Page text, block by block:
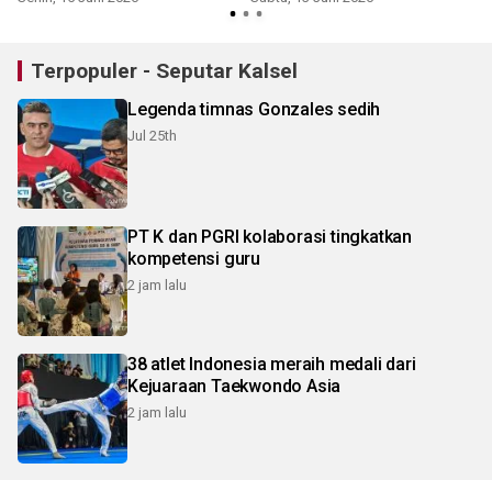
Terpopuler - Seputar Kalsel
Legenda timnas Gonzales sedih
Jul 25th
PT K dan PGRI kolaborasi tingkatkan
kompetensi guru
2 jam lalu
38 atlet Indonesia meraih medali dari
Kejuaraan Taekwondo Asia
2 jam lalu